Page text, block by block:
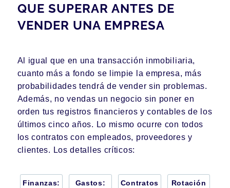
QUE SUPERAR ANTES DE
VENDER UNA EMPRESA
Al igual que en una transacción inmobiliaria,
cuanto más a fondo se limpie la empresa, más
probabilidades tendrá de vender sin problemas.
Además, no vendas un negocio sin poner en
orden tus registros financieros y contables de los
últimos cinco años. Lo mismo ocurre con todos
los contratos con empleados, proveedores y
clientes. Los detalles críticos:
Finanzas:
Gastos:
Contratos
Rotación